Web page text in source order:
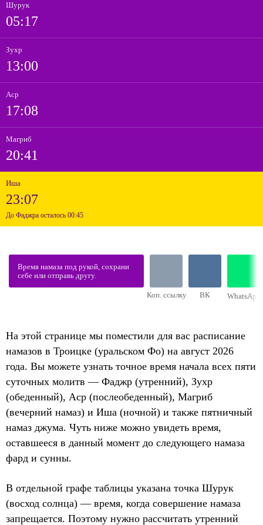
Шурук
05:17
Зухр
13:00
Аср
17:08
Магриб
20:41
Иша
23:07
До Фаджра осталось 00:45
Время намаза под рукой, сохрани
себе или отправь другу.
Коп. ссылку ВК WhatsApp
На этой странице мы поместили для вас расписание
намазов в Троицке (уральском Фо) на август 2026
года. Вы можете узнать точное время начала всех пяти
суточных молитв — Фаджр (утренний), Зухр
(обеденный), Аср (послеобеденный), Магриб
(вечерний намаз) и Иша (ночной) и также пятничный
намаз джума. Чуть ниже можно увидеть время,
оставшееся в данный момент до следующего намаза
фард и сунны.
В отдельной графе таблицы указана точка Шурук
(восход солнца) — время, когда совершение намаза
запрещается. Поэтому нужно рассчитать утренний